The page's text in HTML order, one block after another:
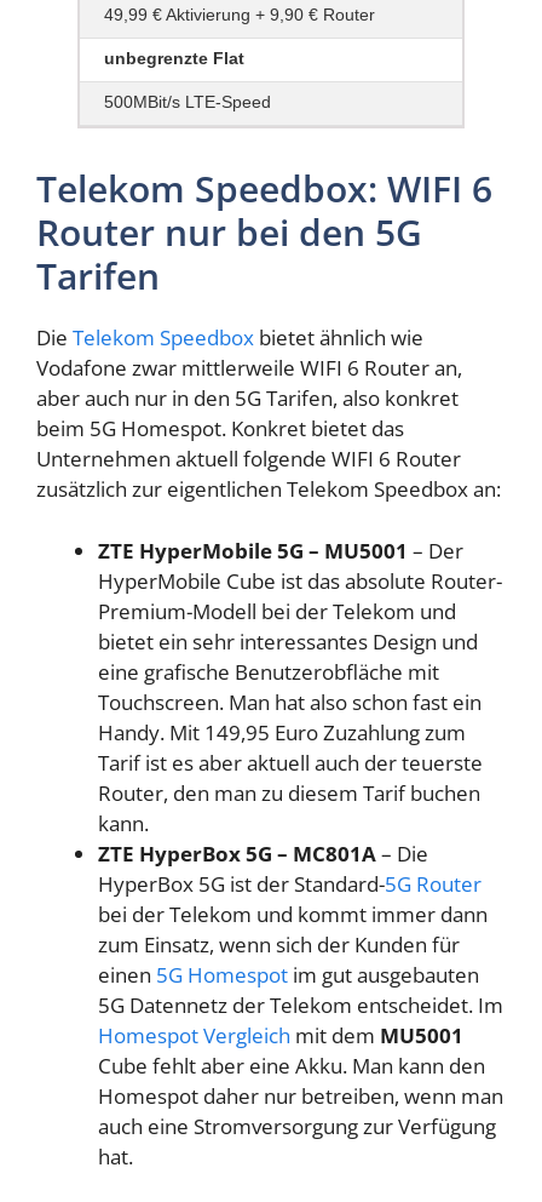
49,99 € Aktivierung + 9,90 € Router
unbegrenzte Flat
500MBit/s LTE-Speed
Telekom Speedbox: WIFI 6
Router nur bei den 5G
Tarifen
Die Telekom Speedbox bietet ähnlich wie
Vodafone zwar mittlerweile WIFI 6 Router an,
aber auch nur in den 5G Tarifen, also konkret
beim 5G Homespot. Konkret bietet das
Unternehmen aktuell folgende WIFI 6 Router
zusätzlich zur eigentlichen Telekom Speedbox an:
ZTE HyperMobile 5G – MU5001 – Der
HyperMobile Cube ist das absolute Router-
Premium-Modell bei der Telekom und
bietet ein sehr interessantes Design und
eine grafische Benutzerobfläche mit
Touchscreen. Man hat also schon fast ein
Handy. Mit 149,95 Euro Zuzahlung zum
Tarif ist es aber aktuell auch der teuerste
Router, den man zu diesem Tarif buchen
kann.
ZTE HyperBox 5G – MC801A– Die
HyperBox 5G ist der Standard-5G Router
bei der Telekom und kommt immer dann
zum Einsatz, wenn sich der Kunden für
einen 5G Homespot im gut ausgebauten
5G Datennetz der Telekom entscheidet. Im
Homespot Vergleich mit dem MU5001
Cube fehlt aber eine Akku. Man kann den
Homespot daher nur betreiben, wenn man
auch eine Stromversorgung zur Verfügung
hat.